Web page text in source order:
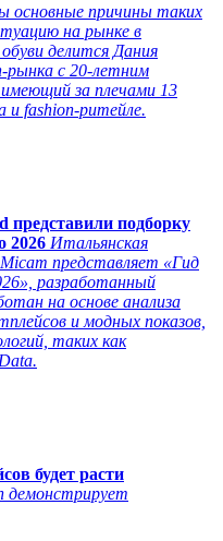
основные причины таких
на рынке в
делится Дания
рынка с 20-летним
за плечами 13
и fashion-ритейле.
представили подборку
2026 Итальянская
представляет «Гид
разработанный
на основе анализа
и модных показов,
таких как
будет расти
демонстрирует